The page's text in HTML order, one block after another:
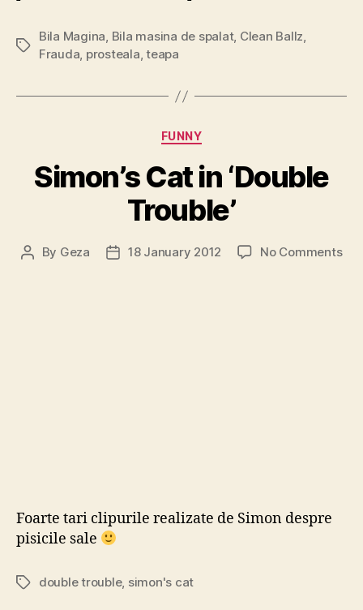
Tags
Bila Magina, Bila masina de spalat, Clean Ballz,
Frauda, prosteala,teapa
Categories
FUNNY
Simon’s Cat in ‘Double
Trouble’
Post
By Geza
Post18 January 2012 No Commentson
Foarte tari clipurile realizate de Simon despre
pisicile sale
Tagsdouble trouble, simon's cat